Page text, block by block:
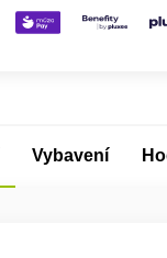
Vybavení